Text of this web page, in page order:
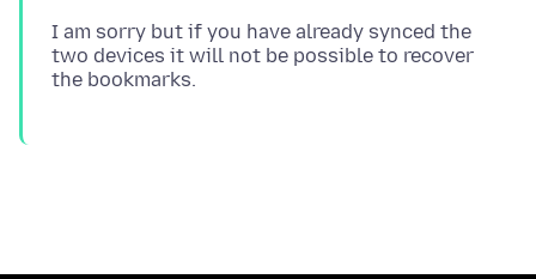
I am sorry but if you have already synced the
two devices it will not be possible to recover